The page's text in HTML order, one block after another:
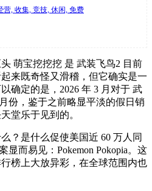
营, 收集, 竞技, 休闲, 免费
萌宝挖挖挖 是 武装飞鸟2 目前
来既奇怪又滑稽，但它确实是一
确定的是，2026 年 3 月对于 武
份，鉴于之前略显平淡的假日销
堂乐于见到的。
？是什么促使美国近 60 万人同
显而易见：Pokemon Pokopia。这
榜上大放异彩，在全球范围内也